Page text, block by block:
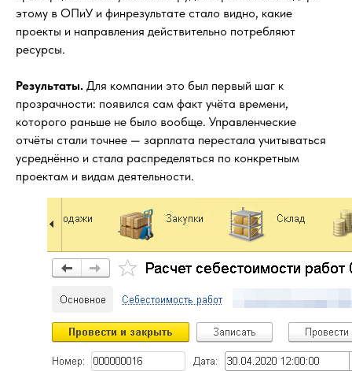
этому в ОПиУ и финрезультате стало видно, какие
проекты и направления действительно потребляют
ресурсы.
Результаты. Для компании это был первый шаг к
прозрачности: появился сам факт учёта времени,
которого раньше не было вообще. Управленческие
отчёты стали точнее — зарплата перестала учитываться
усреднённо и стала распределяться по конкретным
проектам и видам деятельности.